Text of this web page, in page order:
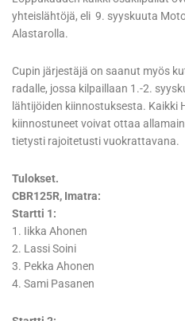
yhteislähtöjä, eli 9. syyskuuta
Alastarolla.
Cupin järjestäjä on saanut myös
radalle, jossa kilpaillaan 1.-2.
lähtijöiden kiinnostuksesta. Kaikki
kiinnostuneet voivat ottaa
tietysti rajoitetusti vuokrattavana.
Tulokset.
CBR125R, Imatra:
Startti 1:
1. Iikka Ahonen
2. Lassi Soini
3. Pekka Ahonen
4. Sami Pasanen